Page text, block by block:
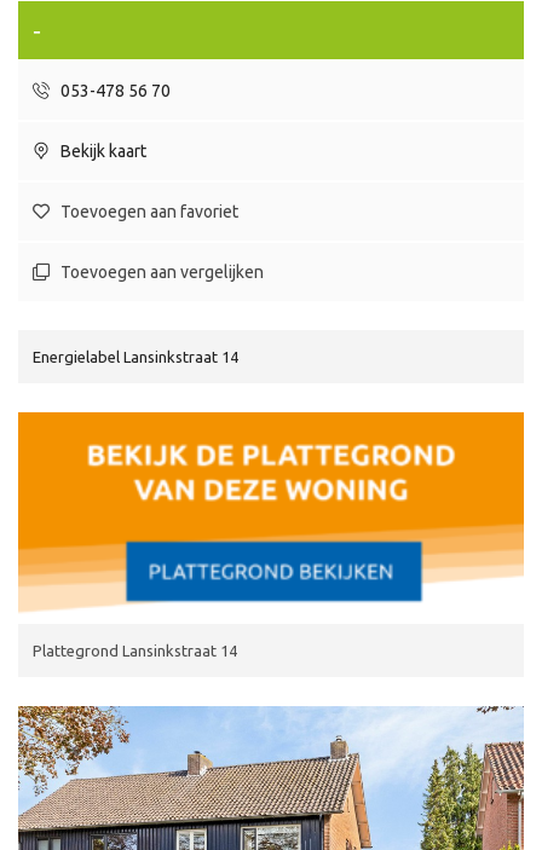
-
053-478 56 70
Bekijk kaart
Toevoegen aan favoriet
Toevoegen aan vergelijken
Energielabel Lansinkstraat 14
Plattegrond Lansinkstraat 14